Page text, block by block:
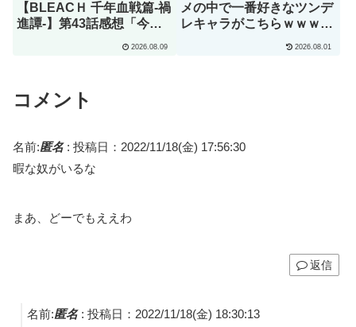
【BLEACＨ 千年血戦篇-禍
進譚-】第43話感想「今後
2026.08.09
メの中で一番好きなツンデ
レキャラがこちらｗｗｗ」
2026.08.01
コメント
名前:匿名: 投稿日：2022/11/18(金) 17:56:30
暇な奴がいるな
まあ、どーでもええわ
返信
名前:匿名: 投稿日：2022/11/18(金) 18:30:13